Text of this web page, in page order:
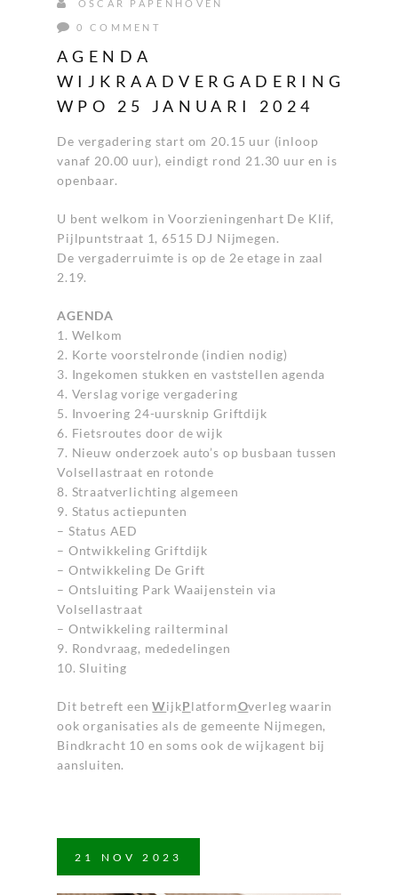
OSCAR PAPENHOVEN
0 COMMENT
AGENDA
WIJKRAADVERGADERING
WPO 25 JANUARI 2024
De vergadering start om 20.15 uur (inloop
vanaf 20.00 uur), eindigt rond 21.30 uur en is
openbaar.
U bent welkom in Voorzieningenhart De Klif,
Pijlpuntstraat 1, 6515 DJ Nijmegen.
De vergaderruimte is op de 2e etage in zaal
2.19.
AGENDA
1. Welkom
2. Korte voorstelronde (indien nodig)
3. Ingekomen stukken en vaststellen agenda
4. Verslag vorige vergadering
5. Invoering 24-uursknip Griftdijk
6. Fietsroutes door de wijk
7. Nieuw onderzoek auto’s op busbaan tussen
Volsellastraat en rotonde
8. Straatverlichting algemeen
9. Status actiepunten
– Status AED
– Ontwikkeling Griftdijk
– Ontwikkeling De Grift
– Ontsluiting Park Waaijenstein via
Volsellastraat
– Ontwikkeling railterminal
9. Rondvraag, mededelingen
10. Sluiting
Dit betreft eenWijkPlatformOverleg waarin
ook organisaties als de gemeente Nijmegen,
Bindkracht 10 en soms ook de wijkagent bij
aansluiten.
21 NOV 2023